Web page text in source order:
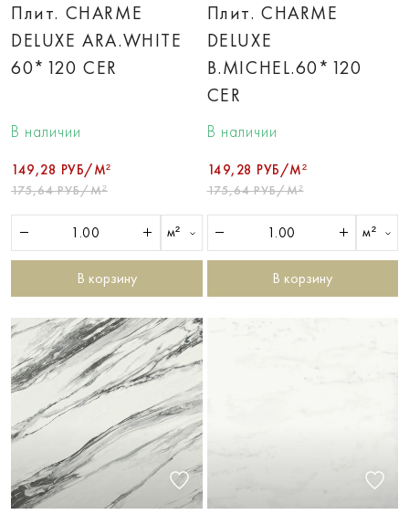
Плит. CHARME
DELUXE ARA.WHITE
60*120 CER
В наличии
149,28 РУБ/М²
175,64 РУБ/М²
м²
В корзину
Плит. CHARME
DELUXE
B.MICHEL.60*120
CER
В наличии
149,28 РУБ/М²
175,64 РУБ/М²
м²
В корзину